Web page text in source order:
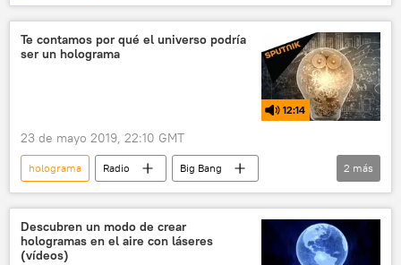
3D
impresión 3d noticias
Te contamos por qué el universo podría
ser un holograma
12:14
23 de mayo 2019, 22:10 GMT
holograma Radio
Big Bang
Universo
creación
2 más
Descubren un modo de crear
hologramas en el aire con láseres
(vídeos)